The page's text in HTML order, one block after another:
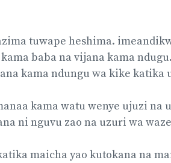
tuwape heshima.
baba na vijana kama
kama ndungu wa kike katika
kama watu wenye ujuzi na
ni nguvu zao na uzuri wa
maicha yao kutokana na